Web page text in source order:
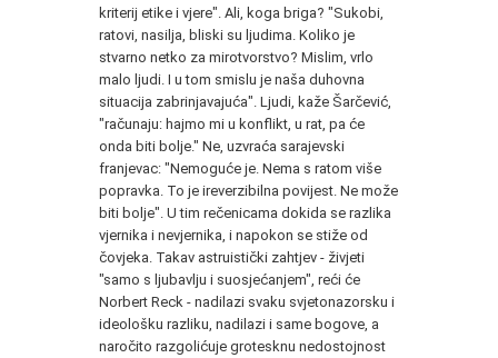
kriterij etike i vjere". Ali, koga briga? "Sukobi,
ratovi, nasilja, bliski su ljudima. Koliko je
stvarno netko za mirotvorstvo? Mislim, vrlo
malo ljudi. I u tom smislu je naša duhovna
situacija zabrinjavajuća". Ljudi, kaže Šarčević,
"računaju: hajmo mi u konflikt, u rat, pa će
onda biti bolje." Ne, uzvraća sarajevski
franjevac: "Nemoguće je. Nema s ratom više
popravka. To je ireverzibilna povijest. Ne može
biti bolje". U tim rečenicama dokida se razlika
vjernika i nevjernika, i napokon se stiže od
čovjeka. Takav astruistički zahtjev - živjeti
"samo s ljubavlju i suosjećanjem", reći će
Norbert Reck - nadilazi svaku svjetonazorsku i
ideološku razliku, nadilazi i same bogove, a
naročito razgolićuje grotesknu nedostojnost